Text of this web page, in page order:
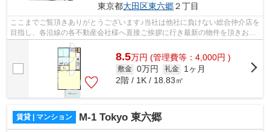
東京都大田区東六郷２丁目
ここまでご覧頂きありがとうございます♪当社は他社に負けない総合仲介店を
目指し、各沿線の各不動産会社様へ直接ご挨拶に行き最新の物件を頂きお客
様へ提供しております！最新の情報は...
8.5万円 (管理費等：4,000円 )
敷金 0万円 礼金
1ヶ月
2階 / 1K / 18.83㎡
賃貸 | マンション M-1 Tokyo 東六郷